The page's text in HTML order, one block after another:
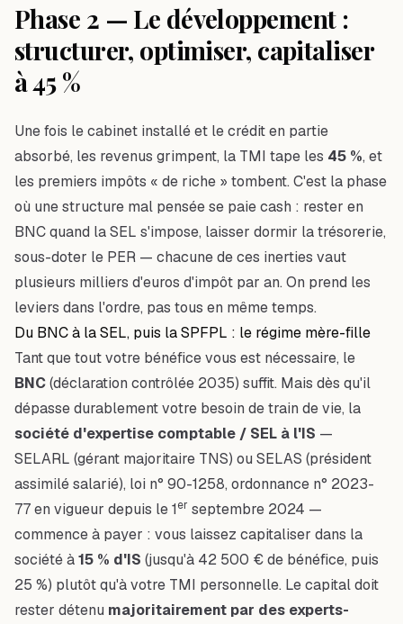
Phase 2 — Le développement :
structurer, optimiser, capitaliser
à 45 %
Une fois le cabinet installé et le crédit en partie
absorbé, les revenus grimpent, la TMI tape les 45 %, et
les premiers impôts « de riche » tombent. C'est la phase
où une structure mal pensée se paie cash : rester en
BNC quand la SEL s'impose, laisser dormir la trésorerie,
sous-doter le PER — chacune de ces inerties vaut
plusieurs milliers d'euros d'impôt par an. On prend les
leviers dans l'ordre, pas tous en même temps.
Du BNC à la SEL, puis la SPFPL : le régime mère-fille
Tant que tout votre bénéfice vous est nécessaire, le
BNC(déclaration contrôlée 2035) suffit. Mais dès qu'il
dépasse durablement votre besoin de train de vie, la
société d'expertise comptable / SEL à l'IS —
SELARL (gérant majoritaire TNS) ou SELAS (président
assimilé salarié), loi n° 90-1258, ordonnance n° 2023-
77 en vigueur depuis le 1er septembre 2024 —
commence à payer : vous laissez capitaliser dans la
société à15 % d'IS (jusqu'à 42 500 € de bénéfice, puis
25 %) plutôt qu'à votre TMI personnelle. Le capital doit
rester détenu majoritairement par des experts-